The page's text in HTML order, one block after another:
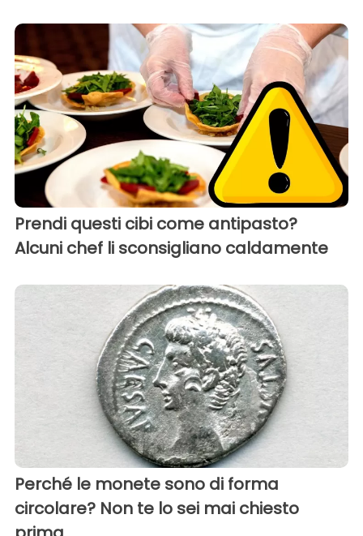
Prendi questi cibi come antipasto?
Alcuni chef li sconsigliano caldamente
Perché le monete sono di forma
circolare? Non te lo sei mai chiesto